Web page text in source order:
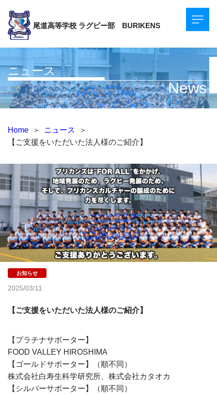
尾道高等学校 ラグビー部 BURIKENS
ニュース
News
Home ＞ ニュース
＞
【ご支援をいただいた法人様のご紹介】
2025/03/11
【ご支援をいただいた法人様のご紹介】
【プラチナサポーター】
FOOD VALLEY HIROSHIMA
【ゴールドサポーター】（順不同）
株式会社白寿生科学研究所、株式会社カタオカ
【シルバーサポーター】（順不同）